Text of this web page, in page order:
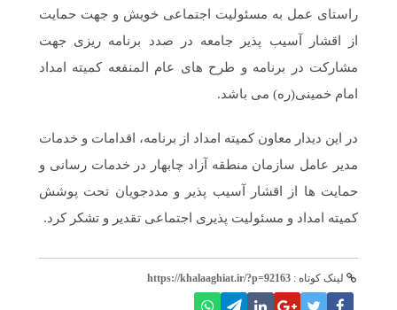
راستای عمل به مسئولیت اجتماعی خویش و جهت حمایت
از اقشار آسیب پذیر جامعه در صدد برنامه ریزی جهت
مشارکت در برنامه و طرح های عام المنفعه کمیته امداد
امام خمینی(ره) می باشد.
در این دیدار معاون کمیته امداد از برنامه، اقدامات و خدمات
مدیر عامل سازمان منطقه آزاد چابهار در خدمات رسانی و
حمایت ها از اقشار آسیب پذیر و مددجویان تحت پوشش
کمیته امداد و مسئولیت پذیری اجتماعی تقدیر و تشکر کرد.
لینک کوتاه : https://khalaaghiat.ir/?p=92163